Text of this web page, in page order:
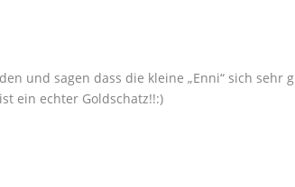
und sagen dass die kleine „Enni“ sich
ein echter Goldschatz!!:)